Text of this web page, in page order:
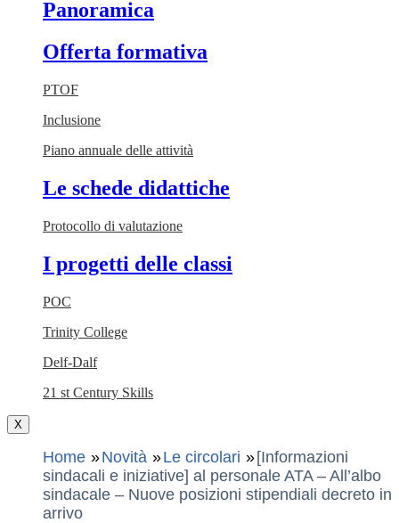
Panoramica
Offerta formativa
PTOF
Inclusione
Piano annuale delle attività
Le schede didattiche
Protocollo di valutazione
I progetti delle classi
POC
Trinity College
Delf-Dalf
21 st Century Skills
X
Home Novità Le circolari
[Informazioni
sindacali e iniziative] al personale ATA – All’albo
sindacale – Nuove posizioni stipendiali decreto in
arrivo